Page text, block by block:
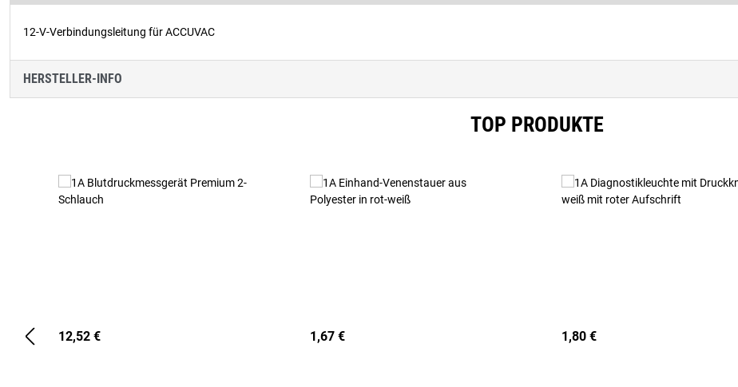
12-V-Verbindungsleitung für ACCUVAC
HERSTELLER-INFO
TOP PRODUKTE
12,52 € 1,67 € 1,80 €